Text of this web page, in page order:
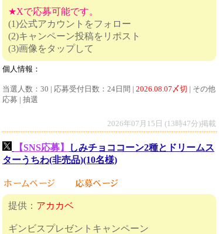
★Xで応募可能です。
(1)公式アカウントをフォロー
(2)キャンペーン投稿をリポスト
(3)画像をタップして
個人情報：
当選人数：30 | 応募受付日数：24日間 | 2026.08.07〆切 | その他
応募 | 抽選
2026年07月15日 (13時47分)掲載
【SNS応募】
しみチョココーン2種とドリームス
ターうちわ(非売品)(10名様)
提供： アカカベ
ギンビスプレゼントキャンペーン